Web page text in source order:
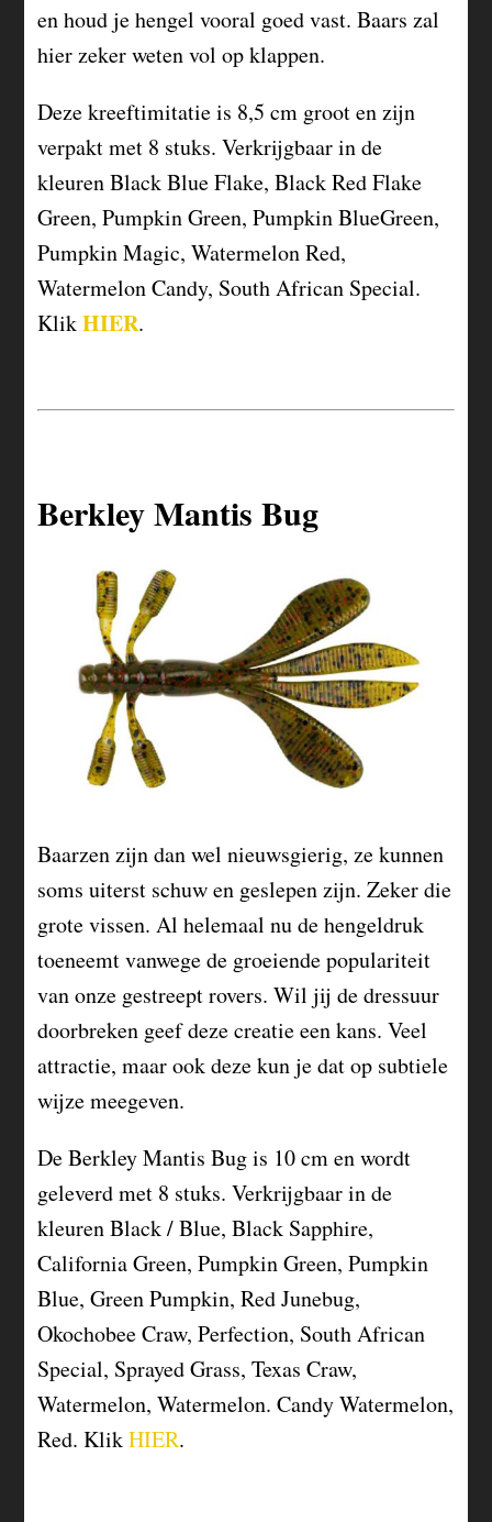
en houd je hengel vooral goed vast. Baars zal
hier zeker weten vol op klappen.
Deze kreeftimitatie is 8,5 cm groot en zijn
verpakt met 8 stuks. Verkrijgbaar in de
kleuren Black Blue Flake, Black Red Flake
Green, Pumpkin Green, Pumpkin BlueGreen,
Pumpkin Magic, Watermelon Red,
Watermelon Candy, South African Special.
KlikHIER.
Berkley Mantis Bug
Baarzen zijn dan wel nieuwsgierig, ze kunnen
soms uiterst schuw en geslepen zijn. Zeker die
grote vissen. Al helemaal nu de hengeldruk
toeneemt vanwege de groeiende populariteit
van onze gestreept rovers. Wil jij de dressuur
doorbreken geef deze creatie een kans. Veel
attractie, maar ook deze kun je dat op subtiele
wijze meegeven.
De Berkley Mantis Bug is 10 cm en wordt
geleverd met 8 stuks. Verkrijgbaar in de
kleuren Black / Blue, Black Sapphire,
California Green, Pumpkin Green, Pumpkin
Blue, Green Pumpkin, Red Junebug,
Okochobee Craw, Perfection, South African
Special, Sprayed Grass, Texas Craw,
Watermelon, Watermelon. Candy Watermelon,
Red. KlikHIER.